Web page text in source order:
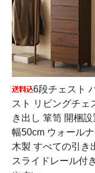
6段チェスト
スト リビングチェ
き出し 箪笥 開梱設
幅50cm ウォール
木製 すべての引き
スライドレール付